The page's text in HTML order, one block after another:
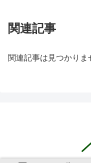
関連記事
関連記事は見つかりま